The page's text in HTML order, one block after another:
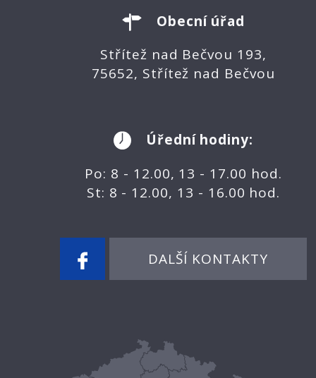
Obecní úřad
Střítež nad Bečvou 193,
75652, Střítež nad Bečvou
Úřední hodiny:
Po: 8 - 12.00, 13 - 17.00 hod.
St: 8 - 12.00, 13 - 16.00 hod.
DALŠÍ KONTAKTY